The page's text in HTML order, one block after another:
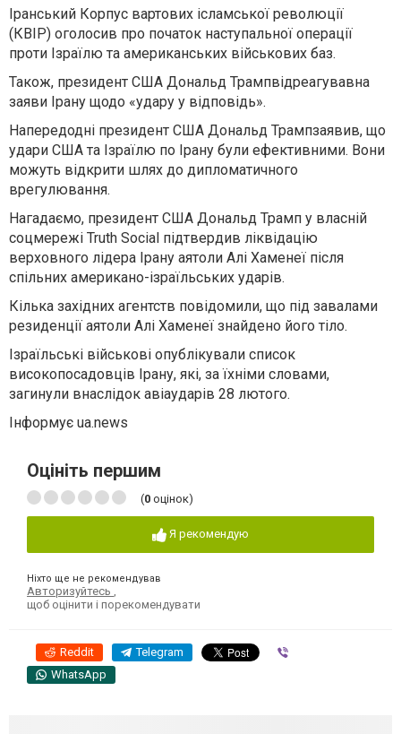
Іранський Корпус вартових ісламської революції
(КВІР) оголосив про початок наступальної операції
проти Ізраїлю та американських військових баз.
Також, президент США Дональд Трампвідреагувавна
заяви Ірану щодо «удару у відповідь».
Напередодні президент США Дональд Трампзаявив, що
удари США та Ізраїлю по Ірану були ефективними. Вони
можуть відкрити шлях до дипломатичного
врегулювання.
Нагадаємо, президент США Дональд Трамп у власній
соцмережі Truth Social підтвердив ліквідацію
верховного лідера Ірану аятоли Алі Хаменеї після
спільних американо-ізраїльських ударів.
Кілька західних агентств повідомили, що під завалами
резиденції аятоли Алі Хаменеї знайдено його тіло.
Ізраїльські військові опублікували список
високопосадовців Ірану, які, за їхніми словами,
загинули внаслідок авіаударів 28 лютого.
Інформує ua.news
Оцініть першим
(0 оцінок)
Я рекомендую
Ніхто ще не рекомендував
Авторизуйтесь ,
щоб оцінити і порекомендувати
Reddit Telegram
WhatsApp